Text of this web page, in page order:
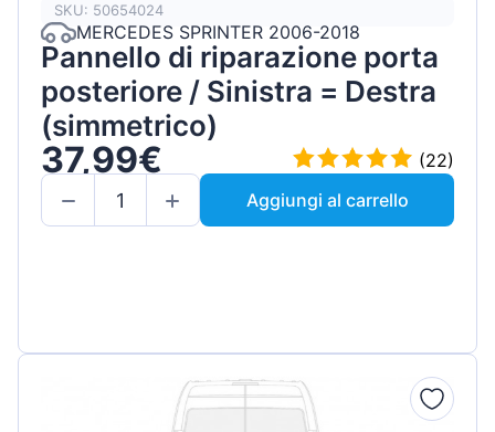
SKU: 50654024
MERCEDES SPRINTER 2006-2018
Pannello di riparazione porta
posteriore / Sinistra = Destra
(simmetrico)
37,99€
(22)
Aggiungi al carrello